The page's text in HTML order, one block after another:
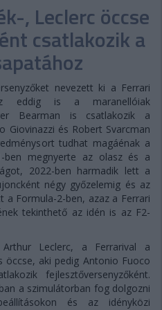
PONTÁLLÁSOK
, Leclerc öccse
csatlakozik a
nevezett ki a Ferrari
eddig is a maranellóiak
Bearman is csatlakozik a
Giovinazzi és Robert Svarcman
tudhat magáénak a
ben megnyerte az olasz és a
2022-ben harmadik lett a
négy győzelemig és az
Formula-2-ben, azaz a Ferrari
tekinthető az idén is az F2-
Leclerc, a Ferrarival a
öccse, aki pedig Antonio Fuoco
fejlesztőversenyzőként.
a szimulátorban fog dolgozni
és az idényközi